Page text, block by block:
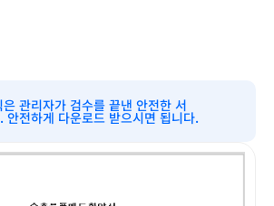
관리자가 검수를 끝낸 안전한 서
안전하게 다운로드 받으시면 됩니다.